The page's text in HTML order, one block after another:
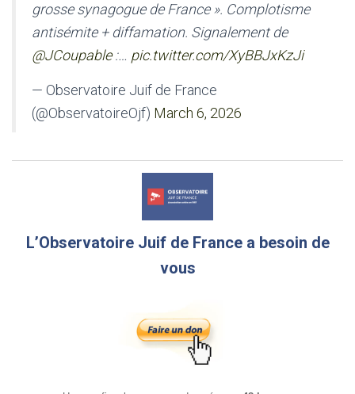
grosse synagogue de France ». Complotisme
antisémite + diffamation. Signalement de
@JCoupable:… pic.twitter.com/XyBBJxKzJi
— Observatoire Juif de France
(@ObservatoireOjf) March 6, 2026
L’Observatoire Juif de France a besoin de
vous